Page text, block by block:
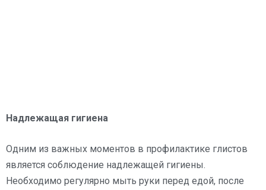
Надлежащая гигиена
Одним из важных моментов в профилактике глистов
является соблюдение надлежащей гигиены.
Необходимо регулярно мыть руки перед едой, после